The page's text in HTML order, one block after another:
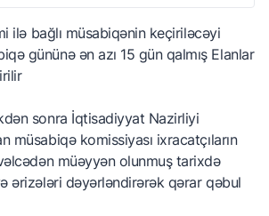
ilə bağlı müsabiqənin keçiriləcəyi
gününə ən azı 15 gün qalmış Elanlar
sonra İqtisadiyyat Nazirliyi
müsabiqə komissiyası ixracatçıların
müəyyən olunmuş tarixdə
ərizələri dəyərləndirərək qərar qəbul